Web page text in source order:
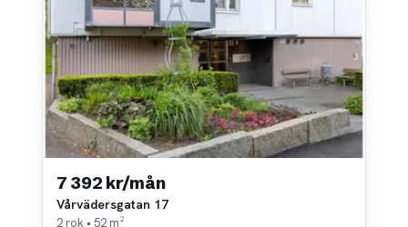
7 392 kr/mån
Vårvädersgatan 17
2 rok • 52 m²